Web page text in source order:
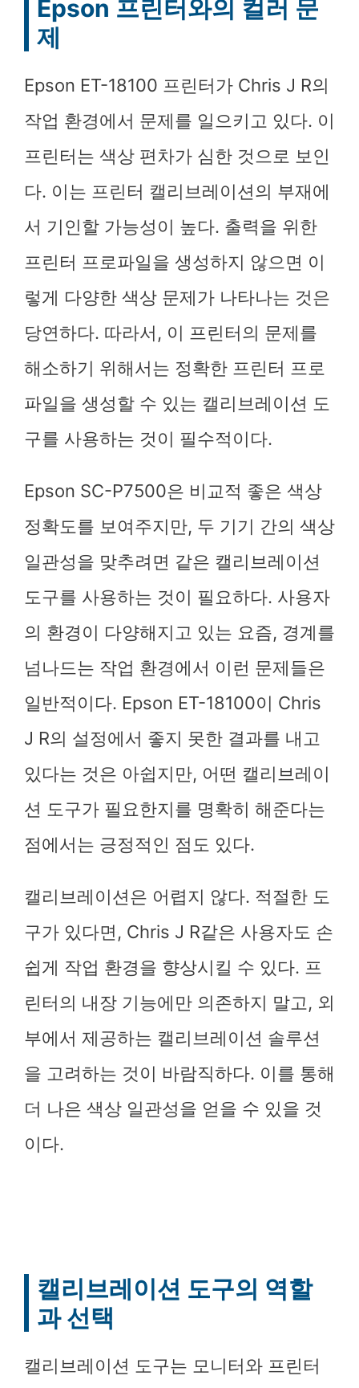
Epson 프린터와의 컬러 문
제
Epson ET-18100 프린터가 Chris J R의
작업 환경에서 문제를 일으키고 있다. 이
프린터는 색상 편차가 심한 것으로 보인
다. 이는 프린터 캘리브레이션의 부재에
서 기인할 가능성이 높다. 출력을 위한
프린터 프로파일을 생성하지 않으면 이
렇게 다양한 색상 문제가 나타나는 것은
당연하다. 따라서, 이 프린터의 문제를
해소하기 위해서는 정확한 프린터 프로
파일을 생성할 수 있는 캘리브레이션 도
구를 사용하는 것이 필수적이다.
Epson SC-P7500은 비교적 좋은 색상
정확도를 보여주지만, 두 기기 간의 색상
일관성을 맞추려면 같은 캘리브레이션
도구를 사용하는 것이 필요하다. 사용자
의 환경이 다양해지고 있는 요즘, 경계를
넘나드는 작업 환경에서 이런 문제들은
일반적이다. Epson ET-18100이 Chris
J R의 설정에서 좋지 못한 결과를 내고
있다는 것은 아쉽지만, 어떤 캘리브레이
션 도구가 필요한지를 명확히 해준다는
점에서는 긍정적인 점도 있다.
캘리브레이션은 어렵지 않다. 적절한 도
구가 있다면, Chris J R같은 사용자도 손
쉽게 작업 환경을 향상시킬 수 있다. 프
린터의 내장 기능에만 의존하지 말고, 외
부에서 제공하는 캘리브레이션 솔루션
을 고려하는 것이 바람직하다. 이를 통해
더 나은 색상 일관성을 얻을 수 있을 것
이다.
캘리브레이션 도구의 역할
과 선택
캘리브레이션 도구는 모니터와 프린터